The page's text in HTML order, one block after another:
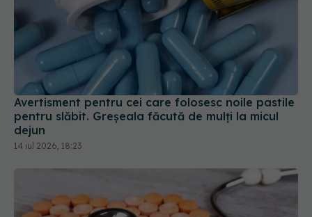
Avertisment pentru cei care folosesc noile pastile
pentru slăbit. Greșeala făcută de mulți la micul
dejun
14 iul 2026, 18:23